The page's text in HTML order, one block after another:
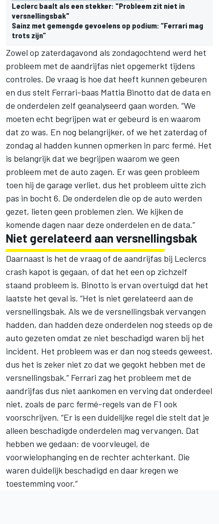
Leclerc baalt als een stekker: "Probleem zit niet in
versnellingsbak"
Sainz met gemengde gevoelens op podium: “Ferrari mag
trots zijn”
Zowel op zaterdagavond als zondagochtend werd het
probleem met de aandrijfas niet opgemerkt tijdens
controles. De vraag is hoe dat heeft kunnen gebeuren
en dus stelt Ferrari-baas Mattia Binotto dat de data en
de onderdelen zelf geanalyseerd gaan worden. “We
moeten echt begrijpen wat er gebeurd is en waarom
dat zo was. En nog belangrijker, of we het zaterdag of
zondag al hadden kunnen opmerken in parc fermé. Het
is belangrijk dat we begrijpen waarom we geen
probleem met de auto zagen. Er was geen probleem
toen hij de garage verliet, dus het probleem uitte zich
pas in bocht 6. De onderdelen die op de auto werden
gezet, lieten geen problemen zien. We kijken de
komende dagen naar deze onderdelen en de data.”
Niet gerelateerd aan versnellingsbak
Daarnaast is het de vraag of de aandrijfas bij Leclercs
crash kapot is gegaan, of dat het een op zichzelf
staand probleem is. Binotto is ervan overtuigd dat het
laatste het geval is. “Het is niet gerelateerd aan de
versnellingsbak. Als we de versnellingsbak vervangen
hadden, dan hadden deze onderdelen nog steeds op de
auto gezeten omdat ze niet beschadigd waren bij het
incident. Het probleem was er dan nog steeds geweest,
dus het is zeker niet zo dat we gegokt hebben met de
versnellingsbak.” Ferrari zag het probleem met de
aandrijfas dus niet aankomen en verving dat onderdeel
niet, zoals de parc fermé-regels van de F1 ook
voorschrijven. “Er is een duidelijke regel die stelt dat je
alleen beschadigde onderdelen mag vervangen. Dat
hebben we gedaan: de voorvleugel, de
voorwielophanging en de rechter achterkant. Die
waren duidelijk beschadigd en daar kregen we
toestemming voor.”